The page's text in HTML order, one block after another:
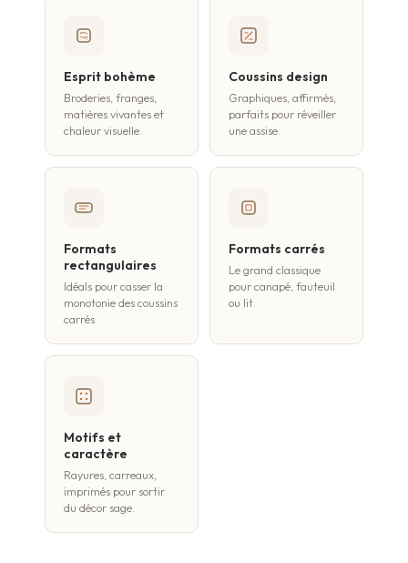
Esprit bohème
Broderies, franges,
matières vivantes et
chaleur visuelle.
Coussins design
Graphiques, affirmés,
parfaits pour réveiller
une assise.
Formats
rectangulaires
Idéals pour casser la
monotonie des coussins
carrés.
Formats carrés
Le grand classique
pour canapé, fauteuil
ou lit.
Motifs et
caractère
Rayures, carreaux,
imprimés pour sortir
du décor sage.